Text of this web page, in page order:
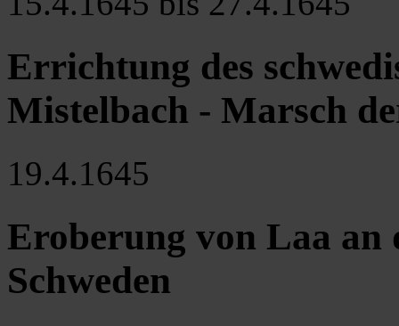
Errichtung des
Mistelbach - Marsch
19.4.1645
Eroberung von Laa an
Schweden